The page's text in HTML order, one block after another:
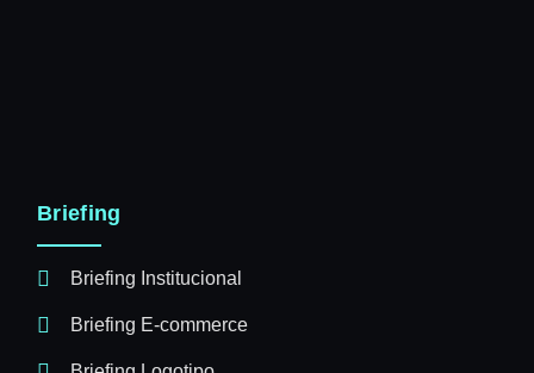
Briefing
Briefing Institucional
Briefing E-commerce